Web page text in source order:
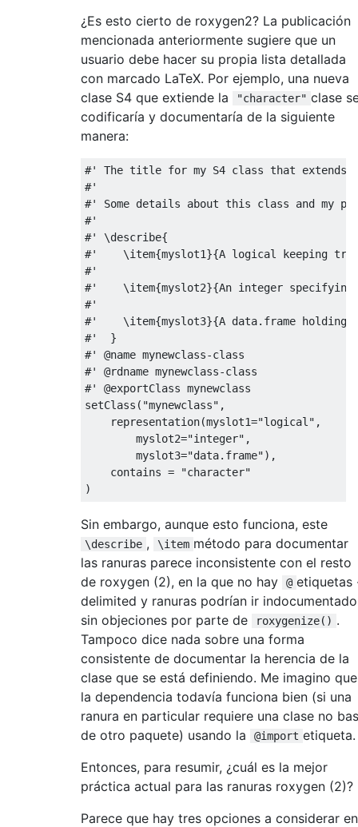
¿Es esto cierto de roxygen2? La publicación
mencionada anteriormente sugiere que un
usuario debe hacer su propia lista detallada
con marcado LaTeX. Por ejemplo, una nueva
clase S4 que extiende la
"character" clase
codificaría y documentaría de la siguiente
manera:
#' The title for my S4 class that extends
#'
#' Some details about this class and my
#'
#' \describe{
#'    \item{myslot1}{A logical keeping
#'
#'    \item{myslot2}{An integer specifying
#'
#'    \item{myslot3}{A data.frame holding
#'  }
#' @name mynewclass-class
#' @rdname mynewclass-class
#' @exportClass mynewclass
setClass ( "mynewclass" ,
    representation
(myslot1="logical" ,
        myslot2
="integer" ,
        myslot3
="data.frame"),
    contains
=
"character"
)
Sin embargo, aunque esto funciona, este
\describe , \item método para documentar
las ranuras parece inconsistente con el resto
de roxygen (2), en la que no hay
@ etiquetas
delimited y ranuras podrían ir indocumentado
sin objeciones por parte de
roxygenize() .
Tampoco dice nada sobre una forma
consistente de documentar la herencia de la
clase que se está definiendo. Me imagino que
la dependencia todavía funciona bien (si una
ranura en particular requiere una clase no
de otro paquete) usando la
@import etiqueta.
Entonces, para resumir, ¿cuál es la mejor
práctica actual para las ranuras roxygen (2)?
Parece que hay tres opciones a considerar en